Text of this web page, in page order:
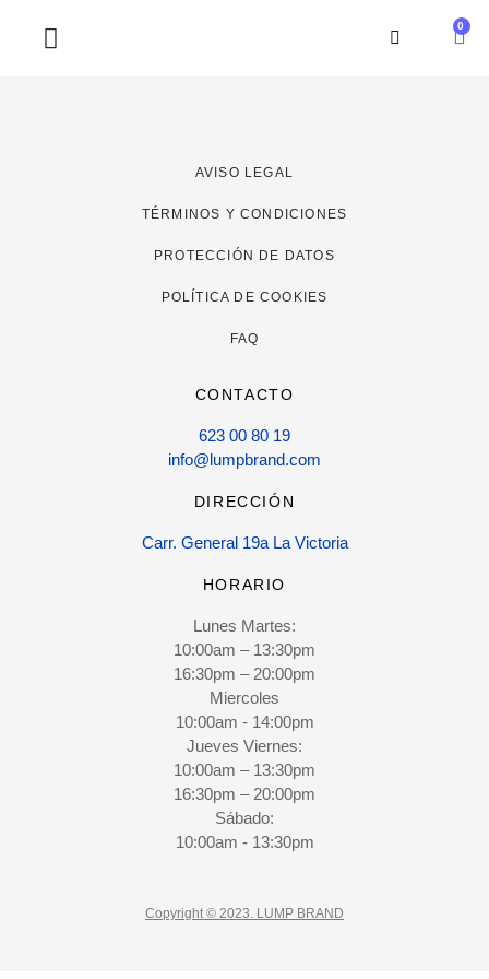
0
AVISO LEGAL
TÉRMINOS Y CONDICIONES
PROTECCIÓN DE DATOS
POLÍTICA DE COOKIES
FAQ
CONTACTO
623 00 80 19
info@lumpbrand.com
DIRECCIÓN
Carr. General 19a La Victoria
HORARIO
Lunes Martes:
10:00am – 13:30pm
16:30pm – 20:00pm
Miercoles
10:00am - 14:00pm
Jueves Viernes:
10:00am – 13:30pm
16:30pm – 20:00pm
Sábado:
10:00am - 13:30pm
Copyright © 2023. LUMP BRAND